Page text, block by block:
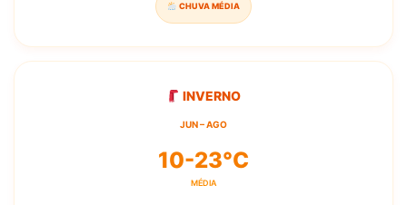
CHUVA MÉDIA
INVERNO
JUN – AGO
10-23°C
MÉDIA